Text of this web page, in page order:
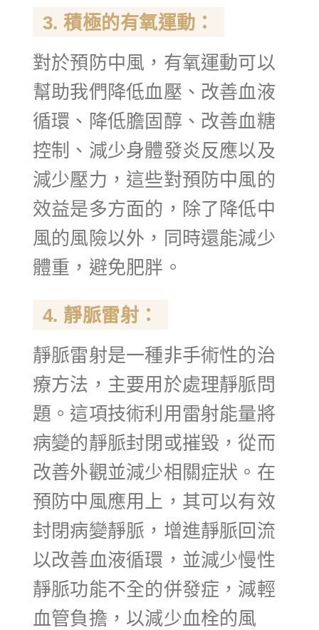
3. 積極的有氧運動：
對於預防中風，有氧運動可以
幫助我們降低血壓、改善血液
循環、降低膽固醇、改善血糖
控制、減少身體發炎反應以及
減少壓力，這些對預防中風的
效益是多方面的，除了降低中
風的風險以外，同時還能減少
體重，避免肥胖。
4. 靜脈雷射：
靜脈雷射是一種非手術性的治
療方法，主要用於處理靜脈問
題。這項技術利用雷射能量將
病變的靜脈封閉或摧毀，從而
改善外觀並減少相關症狀。在
預防中風應用上，其可以有效
封閉病變靜脈，增進靜脈回流
以改善血液循環，並減少慢性
靜脈功能不全的併發症，減輕
血管負擔，以減少血栓的風